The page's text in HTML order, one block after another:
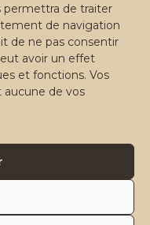
permettra de traiter
de navigation
de ne pas consentir
avoir un effet
et fonctions. Vos
de vos
d'Azur
Nous contacter
loi 1901 · Côte